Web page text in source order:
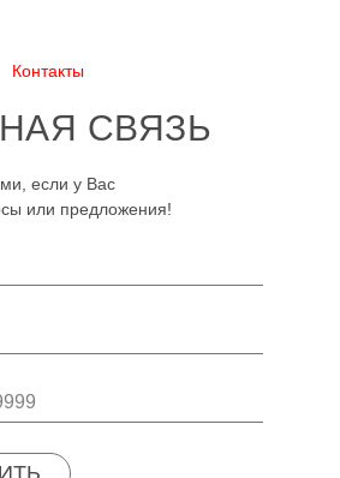
СВЯЗЬ
если у Вас
или предложения!
Контакты